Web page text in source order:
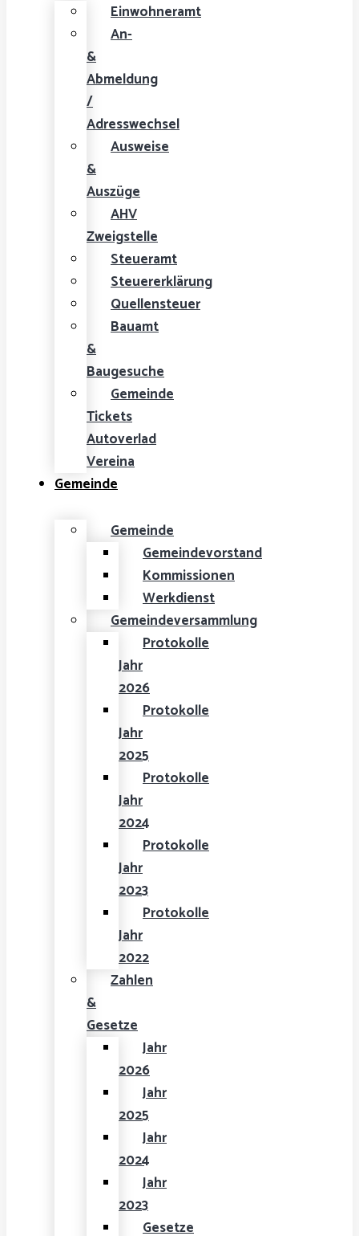
Einwohneramt
An-
&
Abmeldung
/
Adresswechsel
Ausweise
&
Auszüge
AHV
Zweigstelle
Steueramt
Steuererklärung
Quellensteuer
Bauamt
&
Baugesuche
Gemeinde
Tickets
Autoverlad
Vereina
Gemeinde
Gemeinde
Gemeindevorstand
Kommissionen
Werkdienst
Gemeindeversammlung
Protokolle
Jahr
2026
Protokolle
Jahr
2025
Protokolle
Jahr
2024
Protokolle
Jahr
2023
Protokolle
Jahr
2022
Zahlen
&
Gesetze
Jahr
2026
Jahr
2025
Jahr
2024
Jahr
2023
Gesetze